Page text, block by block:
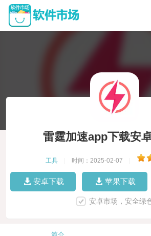
雷霆加速app下载安
工具 时间：2025-02-07
安卓下载 苹果下载
安卓市场，安全绿